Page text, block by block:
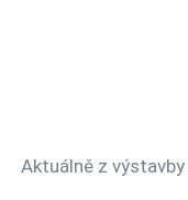
Aktuálně z výstavby